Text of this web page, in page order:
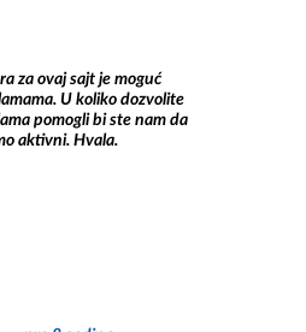
za ovaj sajt je moguć
U koliko dozvolite
pomogli bi ste nam da
aktivni. Hvala.